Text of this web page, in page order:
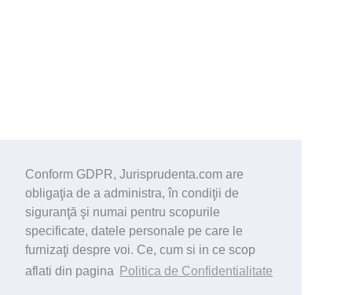
Conform GDPR, Jurisprudenta.com are
obligaţia de a administra, în condiţii de
siguranţă şi numai pentru scopurile
specificate, datele personale pe care le
furnizaţi despre voi. Ce, cum si in ce scop
aflati din pagina
Politica de Confidentialitate